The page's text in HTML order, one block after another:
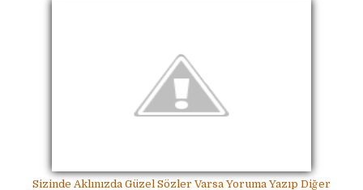
Sizinde Aklınızda Güzel Sözler Varsa Yoruma Yazıp Diğer